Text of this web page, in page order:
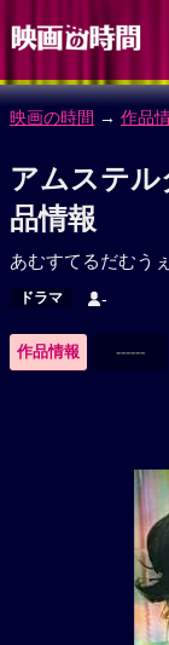
映画の時間 → 作品
アムステ
品情報
あむすてるだむう
ドラマ -
作品情報 ------